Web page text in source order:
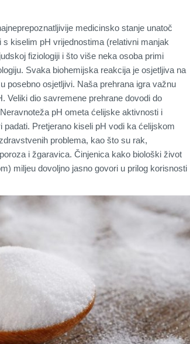
medicinsko stanje unatoč
kiselim pH vrijednostima (relativni manjak
fiziologiji i što više neka osoba primi
Svaka biohemijska reakcija je osjetljiva na
posebno osjetljivi. Naša prehrana igra važnu
Veliki dio savremene prehrane dovodi do
pH ometa ćelijske aktivnosti i
Pretjerano kiseli pH vodi ka ćelijskom
problema, kao što su rak,
i žgaravica. Činjenica kako biološki život
miljeu dovoljno jasno govori u prilog korisnosti